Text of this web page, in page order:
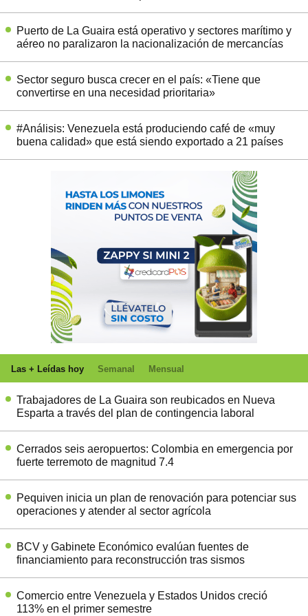
Puerto de La Guaira está operativo y sectores marítimo y
aéreo no paralizaron la nacionalización de mercancías
Sector seguro busca crecer en el país: «Tiene que
convertirse en una necesidad prioritaria»
#Análisis: Venezuela está produciendo café de «muy
buena calidad» que está siendo exportado a 21 países
Las + Leídas hoy Semanal Mensual
Trabajadores de La Guaira son reubicados en Nueva
Esparta a través del plan de contingencia laboral
Cerrados seis aeropuertos: Colombia en emergencia por
fuerte terremoto de magnitud 7.4
Pequiven inicia un plan de renovación para potenciar sus
operaciones y atender al sector agrícola
BCV y Gabinete Económico evalúan fuentes de
financiamiento para reconstrucción tras sismos
Comercio entre Venezuela y Estados Unidos creció
113% en el primer semestre